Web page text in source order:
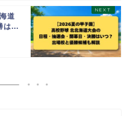
道
は...